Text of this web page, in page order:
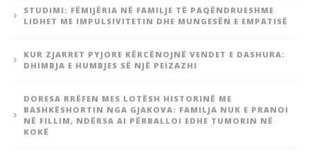
STUDIMI: FËMIJËRIA NË FAMILJE TË PAQËNDRUESHME
LIDHET ME IMPULSIVITETIN DHE MUNGESËN E EMPATISË
KUR ZJARRET PYJORE KËRCËNOJNË VENDET E DASHURA:
DHIMBJA E HUMBJES SË NJË PEIZAZHI
DORESA RRËFEN MES LOTËSH HISTORINË ME
BASHKËSHORTIN NGA GJAKOVA: FAMILJA NUK E PRANOI
NË FILLIM, NDËRSA AI PËRBALLOI EDHE TUMORIN NË
KOKË